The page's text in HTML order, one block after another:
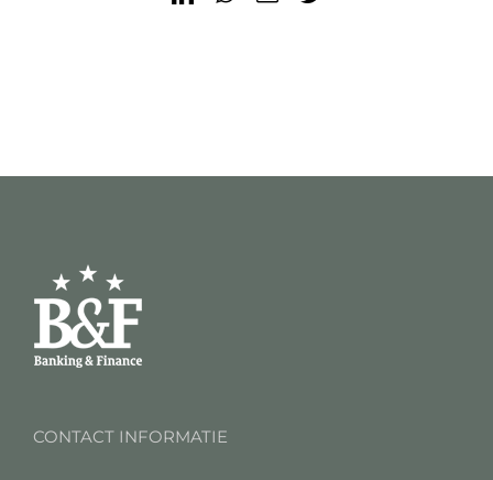
CONTACT INFORMATIE